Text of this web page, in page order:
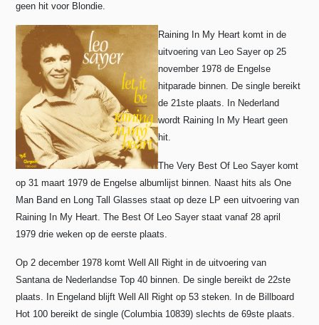
geen hit voor Blondie.
Raining In My Heart komt in de
uitvoering van Leo Sayer op 25
november 1978 de Engelse
hitparade binnen. De single bereikt
de 21ste plaats. In Nederland
wordt Raining In My Heart geen
hit.
The Very Best Of Leo Sayer komt
op 31 maart 1979 de Engelse albumlijst binnen. Naast hits als One
Man Band en Long Tall Glasses staat op deze LP een uitvoering van
Raining In My Heart. The Best Of Leo Sayer staat vanaf 28 april
1979 drie weken op de eerste plaats.
Op 2 december 1978 komt Well All Right in de uitvoering van
Santana de Nederlandse Top 40 binnen. De single bereikt de 22ste
plaats. In Engeland blijft Well All Right op 53 steken. In de Billboard
Hot 100 bereikt de single (Columbia 10839) slechts de 69ste plaats.